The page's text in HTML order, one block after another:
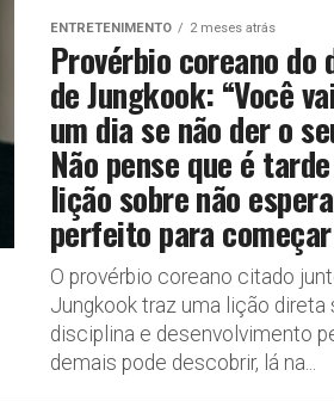
ENTRETENIMENTO 2 meses atrás
Provérbio coreano do
de Jungkook: “Você
um dia se não der o
Não pense que é
lição sobre não
perfeito para começar
O provérbio coreano citado
Jungkook traz uma lição direta
disciplina e desenvolvimento
demais pode descobrir, lá na...